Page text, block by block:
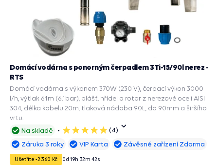
Na skladě
5
hvězdiček
(4)
Domácí vodárna s ponorným čerpadlem 3Ti-15/90l nerez -
RTS
Domácí vodárna s výkonem 370W (230 V), čerpací výkon 3000
l/h, výtlak 61m (6,1bar), plášť, hřídel a rotor z nerezové oceli AISI
304, délka kabelu 20m, tlaková nádoba 90L, do 90mm a širšího
vrtu.
Záruka 3 roky VIP Karta Závěsné zařízení Zdarma
Ušetříte -2 360 Kč 0d 19h 32m 41s